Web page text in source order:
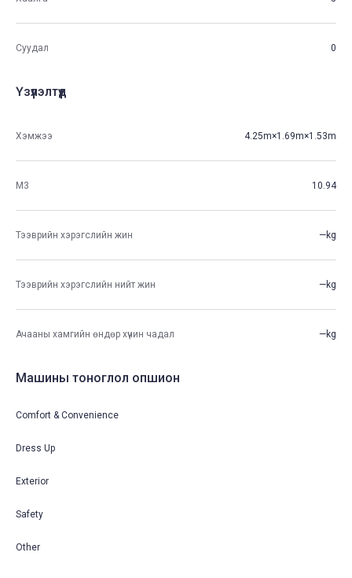
Суудал 0
Үзүүлэлтүүд
Хэмжээ 4.25m×1.69m×1.53m
М3 10.94
Тээврийн хэрэгслийн жин —kg
Тээврийн хэрэгслийн нийт жин —kg
Ачааны хамгийн өндөр хүчин чадал —kg
Машины тоноглол опшион
Comfort & Convenience
Dress Up
Exterior
Safety
Other